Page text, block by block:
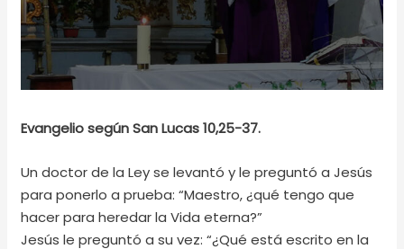
Evangelio según San Lucas 10,25-37.
Un doctor de la Ley se levantó y le preguntó a Jesús
para ponerlo a prueba: “Maestro, ¿qué tengo que
hacer para heredar la Vida eterna?”
Jesús le preguntó a su vez: “¿Qué está escrito en la